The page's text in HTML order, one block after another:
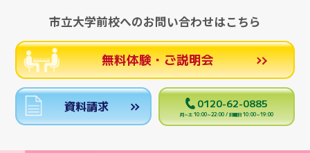
市立大学前校へのお問い合わせはこちら
無料体験・ご説明会
資料請求 0120-62-0885
月～土 10:00～22:00 / 日曜日 10:00～19:00